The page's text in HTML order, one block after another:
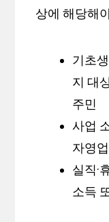
상에 해당해
기초
지 대
주민
사업
자영
실직·
소득